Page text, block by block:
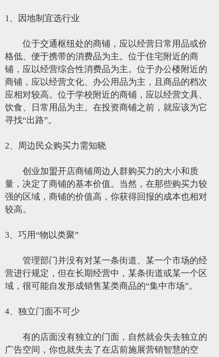
1、因地制宜选行业
位于交通枢纽处的商铺，应以经营日常用品或价
格低、便于携带的消费品为主。位于住宅附近的商
铺，应以经营综合性消费品为主。位于办公楼附近的
商铺，应以经营文化、办公用品为主，且商品的档次
应相对较高。位于学校附近的商铺，应以经营文具、
饮食、日常用品为主。在投资商铺之前，就应该为它
寻找“出路”。
2、周边民众购买力需知晓
创业加盟开店商铺周边人群购买力的大小和质
量，决定了商铺的基本价值。当然，在那些购买力较
强的区域，商铺的价值高，你获得回报的成本也相对
较高。
3、巧用“物以类聚”
管理部门并没有对某一条街道、某一个市场的经
营进行规定，但在长期经营中，某条街道或某一个区
域，很可能自发形成销售某类商品的“集中市场”。
4、独立门面不可少
有的店面没有独立的门面，自然就会失去独立的
广告空间，你也就失去了在店前施展营销智慧的空